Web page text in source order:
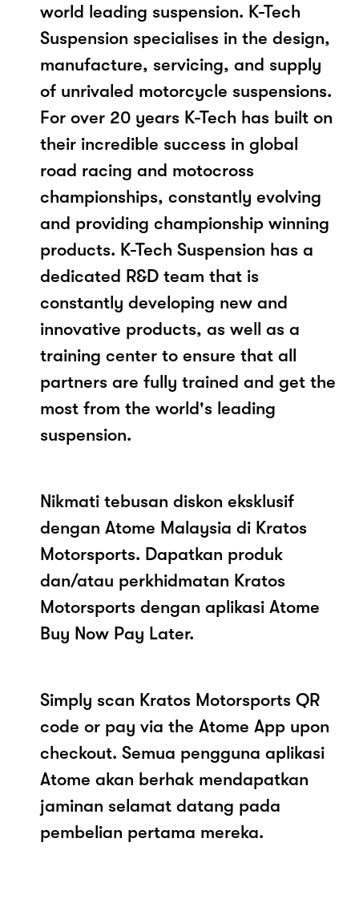
world leading suspension. K-Tech
Suspension specialises in the design,
manufacture, servicing, and supply
of unrivaled motorcycle suspensions.
For over 20 years K-Tech has built on
their incredible success in global
road racing and motocross
championships, constantly evolving
and providing championship winning
products. K-Tech Suspension has a
dedicated R&D team that is
constantly developing new and
innovative products, as well as a
training center to ensure that all
partners are fully trained and get the
most from the world's leading
suspension.
Nikmati tebusan diskon eksklusif
dengan Atome Malaysia di Kratos
Motorsports. Dapatkan produk
dan/atau perkhidmatan Kratos
Motorsports dengan aplikasi Atome
Buy Now Pay Later.
Simply scan Kratos Motorsports QR
code or pay via the Atome App upon
checkout. Semua pengguna aplikasi
Atome akan berhak mendapatkan
jaminan selamat datang pada
pembelian pertama mereka.